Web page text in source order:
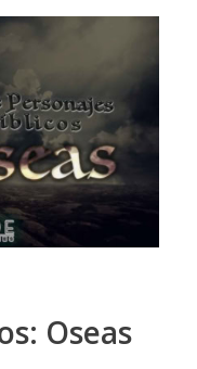
Oseas